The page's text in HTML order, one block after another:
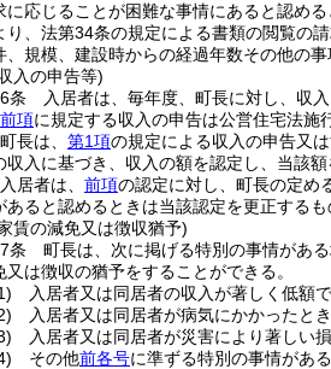
に応じることが困難な事情にあると認める
り、法第34条の規定による書類の閲覧の
、規模、建設時からの経過年数その他の
入の申告等)
条
入居者は、毎年度、町長に対し、収
前項に規定する収入の申告は公営住宅法施
町長は、 第1項の規定による収入の申告又
収入に基づき、収入の額を認定し、当該額
入居者は、 前項の認定に対し、町長の定め
あると認めるときは当該認定を更正するも
賃の減免又は徴収猶予)
条
町長は、次に掲げる特別の事情があ
又は徴収の猶予をすることができる。
入居者又は同居者の収入が著しく低額で
入居者又は同居者が病気にかかったとき
入居者又は同居者が災害により著しい
その他前各号に準ずる特別の事情がある